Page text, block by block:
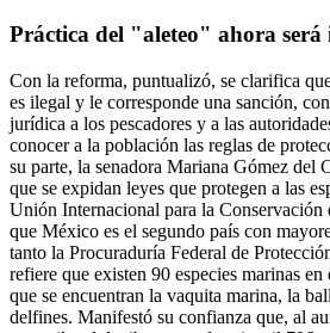
Práctica del "aleteo" ahora será
Con la reforma, puntualizó, se clarifica
es ilegal y le corresponde una sanción,
jurídica a los pescadores y a las
conocer a la población las reglas de
su parte, la senadora Mariana Gómez del
que se expidan leyes que protegen a las
Unión Internacional para la Conservación
que México es el segundo país con
tanto la Procuraduría Federal de
refiere que existen 90 especies marinas en
que se encuentran la vaquita marina, la
delfines. Manifestó su confianza que, al